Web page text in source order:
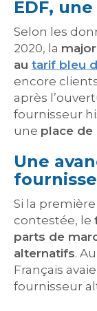
EDF,
Selon les
2020, la
au tarif bleu
encore
après
fournisseur
une place de
Une
Si la première
contestée, le
parts de
alternatifs.
Français
fournisseur